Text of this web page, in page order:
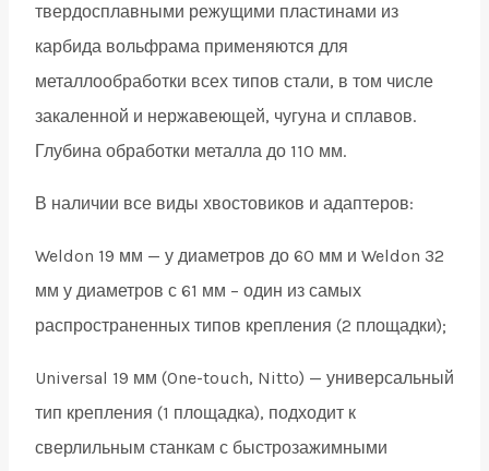
твердосплавными режущими пластинами из
карбида вольфрама применяются для
металлообработки всех типов стали, в том числе
закаленной и нержавеющей, чугуна и сплавов.
Глубина обработки металла до 110 мм.
В наличии все виды хвостовиков и адаптеров:
Weldon 19 мм — у диаметров до 60 мм и Weldon 32
мм у диаметров с 61 мм – один из самых
распространенных типов крепления (2 площадки);
Universal 19 мм (One-touch, Nitto) — универсальный
тип крепления (1 площадка), подходит к
сверлильным станкам с быстрозажимными